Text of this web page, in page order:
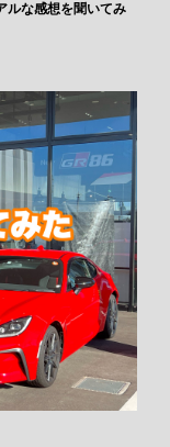
ルな感想を聞いてみ